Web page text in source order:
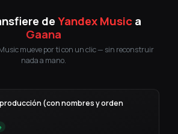
deYandex Musica
Gaana
mueve por ti con un clic — sin reconstruir
nada a mano.
(con nombres y orden